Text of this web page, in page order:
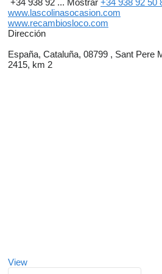
+34 938 92 ... Mostrar +34 938 92 50
www.lascolinasocasion.com
www.recambiosloco.com
Dirección
España, Cataluña, 08799 , Sant Pere
2415, km 2
View